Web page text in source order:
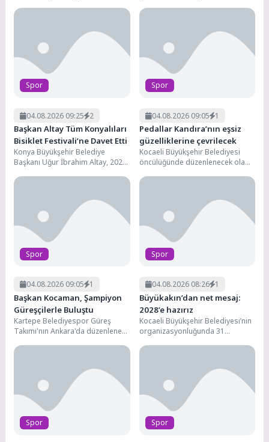
Türkiye Şampiyonası, üç gün
edecek bir projeyi hayata
Spor
04.08.2026 09:25 2
Başkan Altay Tüm Konyalıları
Bisiklet Festivali’ne Davet Etti
Konya Büyükşehir Belediye
Başkanı Uğur İbrahim Altay, 2026
6-9 Ağustos tarihleri...
Spor
04.08.2026 09:05 1
Pedallar Kandıra’nın eşsiz
güzelliklerine çevrilecek
Kocaeli Büyükşehir Belediyesi
öncülüğünde düzenlenecek olan
Festivali” için hazırlıklar sürüyor....
Spor
04.08.2026 09:05 1
Başkan Kocaman, Şampiyon
Güreşçilerle Buluştu
Kartepe Belediyespor Güreş
Takımı'nın Ankara'da düzenlenen
Şampiyonası'nda elde ettiği
Spor
04.08.2026 08:26 1
Büyükakın’dan net mesaj:
2028’e hazırız
Kocaeli Büyükşehir Belediyesi’nin
organizasyonluğunda 31
arasında düzenlenen Hasan
Uluslararası Serbest...
Spor Spor